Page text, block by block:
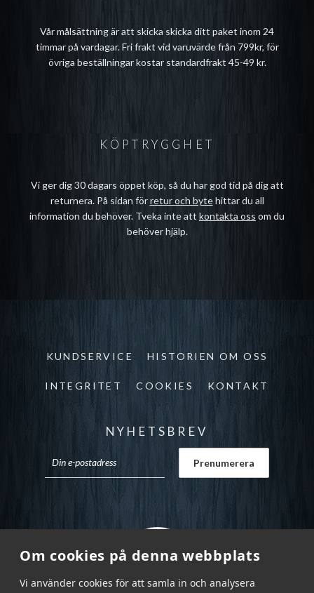
Om cookies på denna webbplats
Vi använder cookies för att samla in och analysera
Vår målsättning är att skicka skicka ditt paket inom 24
timmar på vardagar. Fri frakt vid varuvärde från 799kr, för
övriga beställningar kostar standardfrakt 45-49 kr.
KÖPTRYGGHET
Vi ger dig 30 dagars öppet köp, så du har god tid på dig att
returnera. På sidan förretur och bytehittar du all
information du behöver. Tveka inte att kontakta oss om du
behöver hjälp.
KUNDSERVICE HISTORIEN OM OSS
INTEGRITET COOKIES KONTAKT
NYHETSBREV